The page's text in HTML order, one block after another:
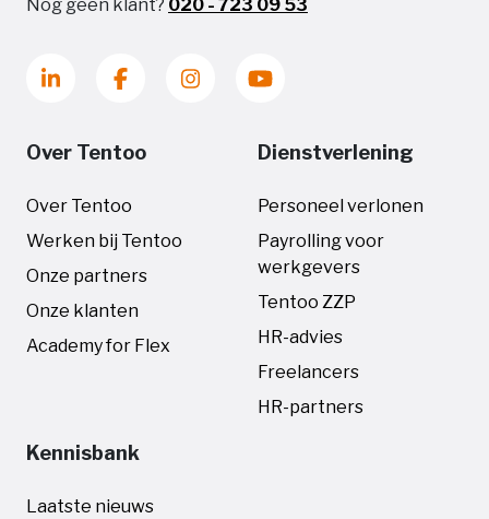
Nog geen klant? 020 - 723 09 53
Over Tentoo
Over Tentoo
Werken bij Tentoo
Onze partners
Onze klanten
Academy for Flex
Dienstverlening
Personeel verlonen
Payrolling voor
werkgevers
Tentoo ZZP
HR-advies
Freelancers
HR-partners
Kennisbank
Laatste nieuws